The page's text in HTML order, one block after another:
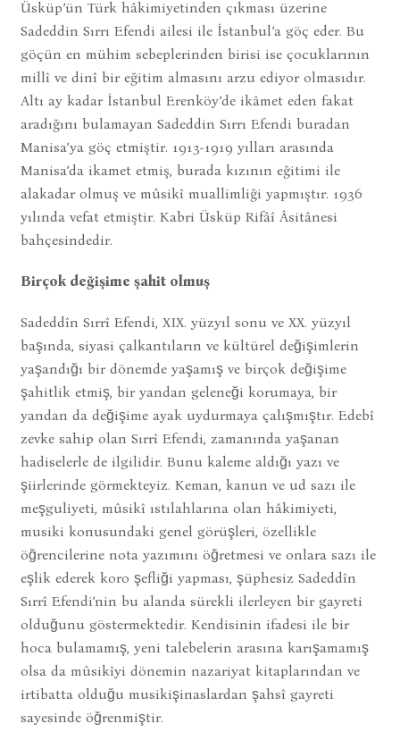
Üsküp’ün Türk hâkimiyetinden çıkması üzerine
Sadeddin Sırrı Efendi ailesi ile İstanbul’a göç eder. Bu
göçün en mühim sebeplerinden birisi ise çocuklarının
millî ve dinî bir eğitim almasını arzu ediyor olmasıdır.
Altı ay kadar İstanbul Erenköy’de ikâmet eden fakat
aradığını bulamayan Sadeddin Sırrı Efendi buradan
Manisa’ya göç etmiştir. 1913-1919 yılları arasında
Manisa’da ikamet etmiş, burada kızının eğitimi ile
alakadar olmuş ve mûsikî muallimliği yapmıştır. 1936
yılında vefat etmiştir. Kabri Üsküp Rifâî Âsitânesi
bahçesindedir.
Birçok değişime şahit olmuş
Sadeddîn Sırrî Efendi, XIX. yüzyıl sonu ve XX. yüzyıl
başında, siyasi çalkantıların ve kültürel değişimlerin
yaşandığı bir dönemde yaşamış ve birçok değişime
şahitlik etmiş, bir yandan geleneği korumaya, bir
yandan da değişime ayak uydurmaya çalışmıştır. Edebî
zevke sahip olan Sırrî Efendi, zamanında yaşanan
hadiselerle de ilgilidir. Bunu kaleme aldığı yazı ve
şiirlerinde görmekteyiz. Keman, kanun ve ud sazı ile
meşguliyeti, mûsikî ıstılahlarına olan hâkimiyeti,
musiki konusundaki genel görüşleri, özellikle
öğrencilerine nota yazımını öğretmesi ve onlara sazı ile
eşlik ederek koro şefliği yapması, şüphesiz Sadeddîn
Sırrî Efendi’nin bu alanda sürekli ilerleyen bir gayreti
olduğunu göstermektedir. Kendisinin ifadesi ile bir
hoca bulamamış, yeni talebelerin arasına karışamamış
olsa da mûsikîyi dönemin nazariyat kitaplarından ve
irtibatta olduğu musikişinaslardan şahsî gayreti
sayesinde öğrenmiştir.